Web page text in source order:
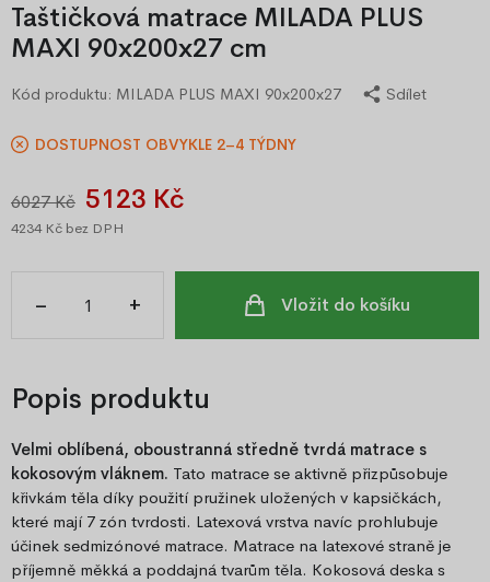
Taštičková matrace MILADA PLUS
MAXI 90x200x27 cm
Kód produktu: MILADA PLUS MAXI 90x200x27 Sdílet
DOSTUPNOST OBVYKLE 2–4 TÝDNY
6027 Kč 5123 Kč
4234 Kč bez DPH
– + Vložit do košíku
Popis produktu
Velmi oblíbená, oboustranná středně tvrdá matrace s
kokosovým vláknem. Tato matrace se aktivně přizpůsobuje
křivkám těla díky použití pružinek uložených v kapsičkách,
které mají 7 zón tvrdosti. Latexová vrstva navíc prohlubuje
účinek sedmizónové matrace. Matrace na latexové straně je
příjemně měkká a poddajná tvarům těla. Kokosová deska s